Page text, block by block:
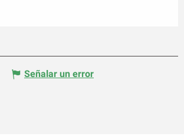
Señalar un error